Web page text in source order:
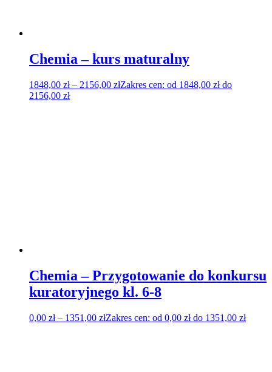
Chemia – kurs maturalny
1848,00 zł – 2156,00 złZakres cen: od 1848,00 zł do
2156,00 zł
Chemia – Przygotowanie do konkursu
kuratoryjnego kl. 6-8
0,00 zł – 1351,00 złZakres cen: od 0,00 zł do 1351,00 zł